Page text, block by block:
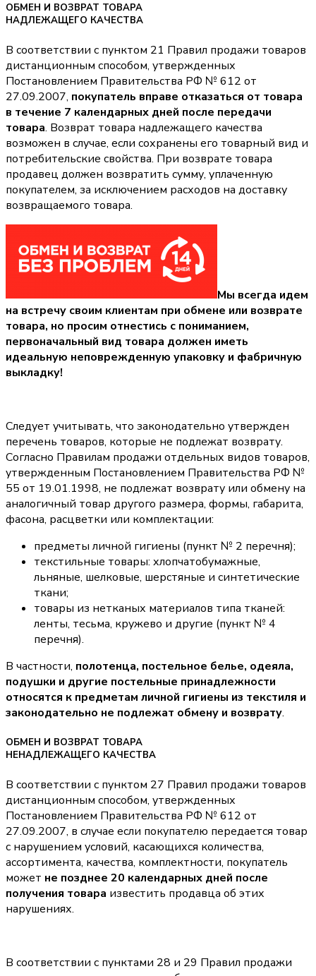
ОБМЕН И ВОЗВРАТ ТОВАРА
НАДЛЕЖАЩЕГО КАЧЕСТВА
В соответствии с пунктом 21 Правил продажи товаров
дистанционным способом, утвержденных
Постановлением Правительства РФ № 612 от
27.09.2007, покупатель вправе отказаться от товара
в течение 7 календарных дней после передачи
товара. Возврат товара надлежащего качества
возможен в случае, если сохранены его товарный вид и
потребительские свойства. При возврате товара
продавец должен возвратить сумму, уплаченную
покупателем, за исключением расходов на доставку
возвращаемого товара.
Мы всегда идем
на встречу своим клиентам при обмене или возврате
товара, но просим отнестись с пониманием,
первоначальный вид товара должен иметь
идеальную неповрежденную упаковку и фабричную
выкладку!
Следует учитывать, что законодательно утвержден
перечень товаров, которые не подлежат возврату.
Согласно Правилам продажи отдельных видов товаров,
утвержденным Постановлением Правительства РФ №
55 от 19.01.1998, не подлежат возврату или обмену на
аналогичный товар другого размера, формы, габарита,
фасона, расцветки или комплектации:
предметы личной гигиены (пункт № 2 перечня);
текстильные товары: хлопчатобумажные,
льняные, шелковые, шерстяные и синтетические
ткани;
товары из нетканых материалов типа тканей:
ленты, тесьма, кружево и другие (пункт № 4
перечня).
В частности, полотенца, постельное белье, одеяла,
подушки и другие постельные принадлежности
относятся к предметам личной гигиены из текстиля и
законодательно не подлежат обмену и возврату.
ОБМЕН И ВОЗВРАТ ТОВАРА
НЕНАДЛЕЖАЩЕГО КАЧЕСТВА
В соответствии с пунктом 27 Правил продажи товаров
дистанционным способом, утвержденных
Постановлением Правительства РФ № 612 от
27.09.2007, в случае если покупателю передается товар
с нарушением условий, касающихся количества,
ассортимента, качества, комплектности, покупатель
может не позднее 20 календарных дней после
получения товара известить продавца об этих
нарушениях.
В соответствии с пунктами 28 и 29 Правил продажи